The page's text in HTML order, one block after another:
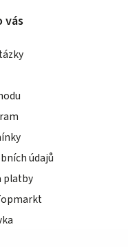
vás
údajů
platby